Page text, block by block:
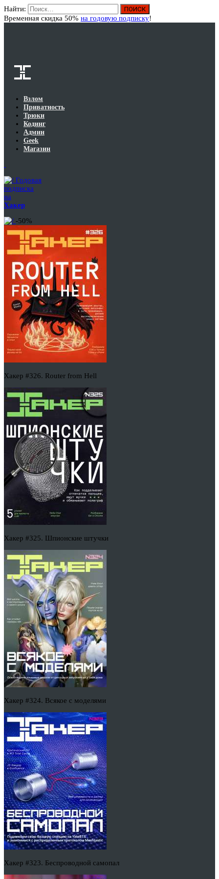
Найти:
Временная скидка 50% на годовую подписку!
Взлом
Приватность
Трюки
Кодинг
Админ
Geek
Магазин
Годовая
подписка
на
Хакер
-50%
Хакер #326. Router from Hell
Хакер #325. Шпионские штучки
Хакер #324. Всякое с моделями
Хакер #323. Беспроводной самопал